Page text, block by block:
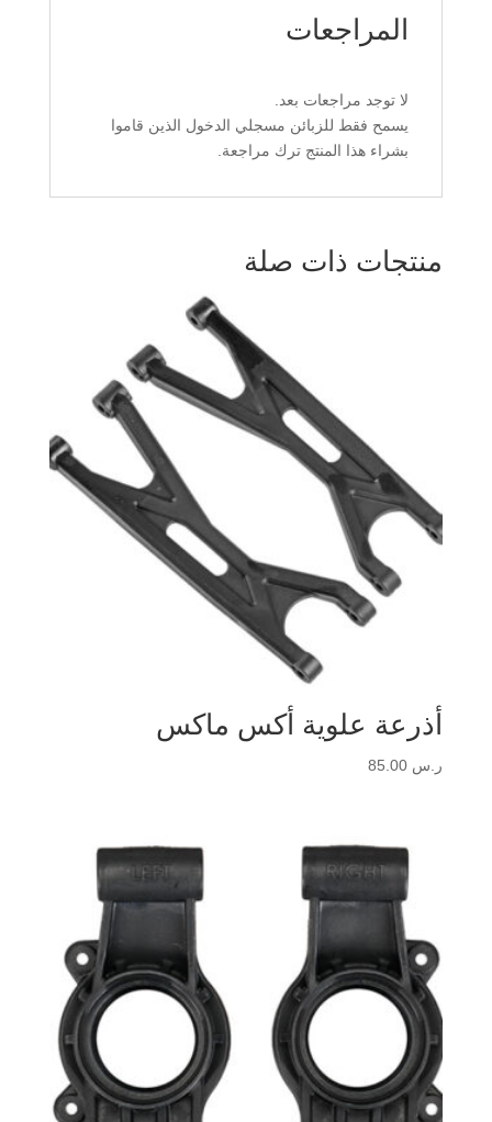
المراجعات
لا توجد مراجعات بعد.
يسمح فقط للزبائن مسجلي الدخول الذين قاموا
بشراء هذا المنتج ترك مراجعة.
منتجات ذات صلة
أذرعة علوية أكس ماكس
ر.س